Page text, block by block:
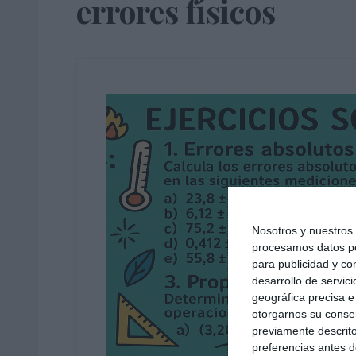
Nosotros y nuestros
procesamos datos
para publicidad y
desarrollo de
geográfica precisa
otorgarnos su
previamente
preferencias antes
errores físicos